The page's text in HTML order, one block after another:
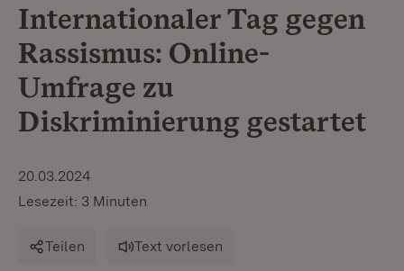
Internationaler Tag gegen
Rassismus: Online-
Umfrage zu
Diskriminierung gestartet
20.03.2024
Lesezeit: 3 Minuten
Teilen Text vorlesen